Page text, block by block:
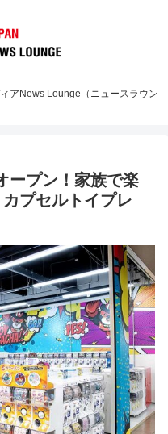
アNews Lounge（ニュースラウン
ープン！家族で楽
プセルトイプレ